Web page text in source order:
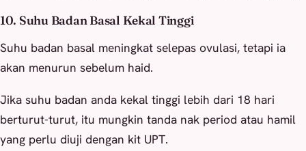
10. Suhu Badan Basal Kekal Tinggi
Suhu badan basal meningkat selepas ovulasi, tetapi ia
akan menurun sebelum haid.
Jika suhu badan anda kekal tinggi lebih dari 18 hari
berturut-turut, itu mungkin tanda nak period atau hamil
yang perlu diuji dengan kit UPT.